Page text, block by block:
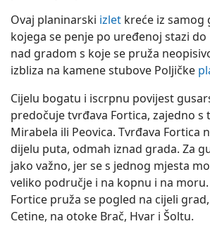
Ovaj planinarski izlet kreće iz samog
kojega se penje po uređenoj stazi
nad gradom s koje se pruža
izbliza na kamene stubove Poljičke
Cijelu bogatu i iscrpnu povijest
predočuje tvrđava Fortica, zajedno s
Mirabela ili Peovica. Tvrđava Fortica
dijelu puta, odmah iznad grada. Za
jako važno, jer se s jednog mjesta
veliko područje i na kopnu i na
Fortice pruža se pogled na cijeli
Cetine, na otoke Brač, Hvar i Šoltu.